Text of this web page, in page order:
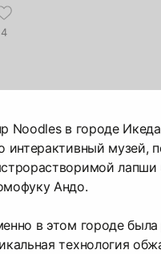
4
Noodles в городе
интерактивный музей,
лапши
Андо.
в этом городе была
технология